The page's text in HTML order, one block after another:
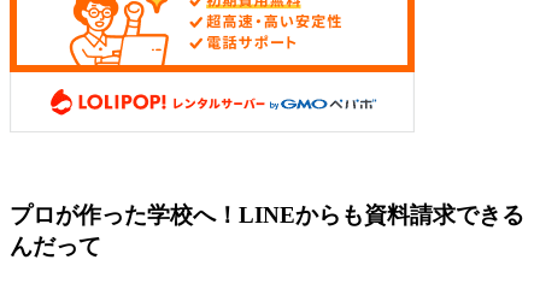
プロが作った学校へ！LINEからも資料請求できる
んだって